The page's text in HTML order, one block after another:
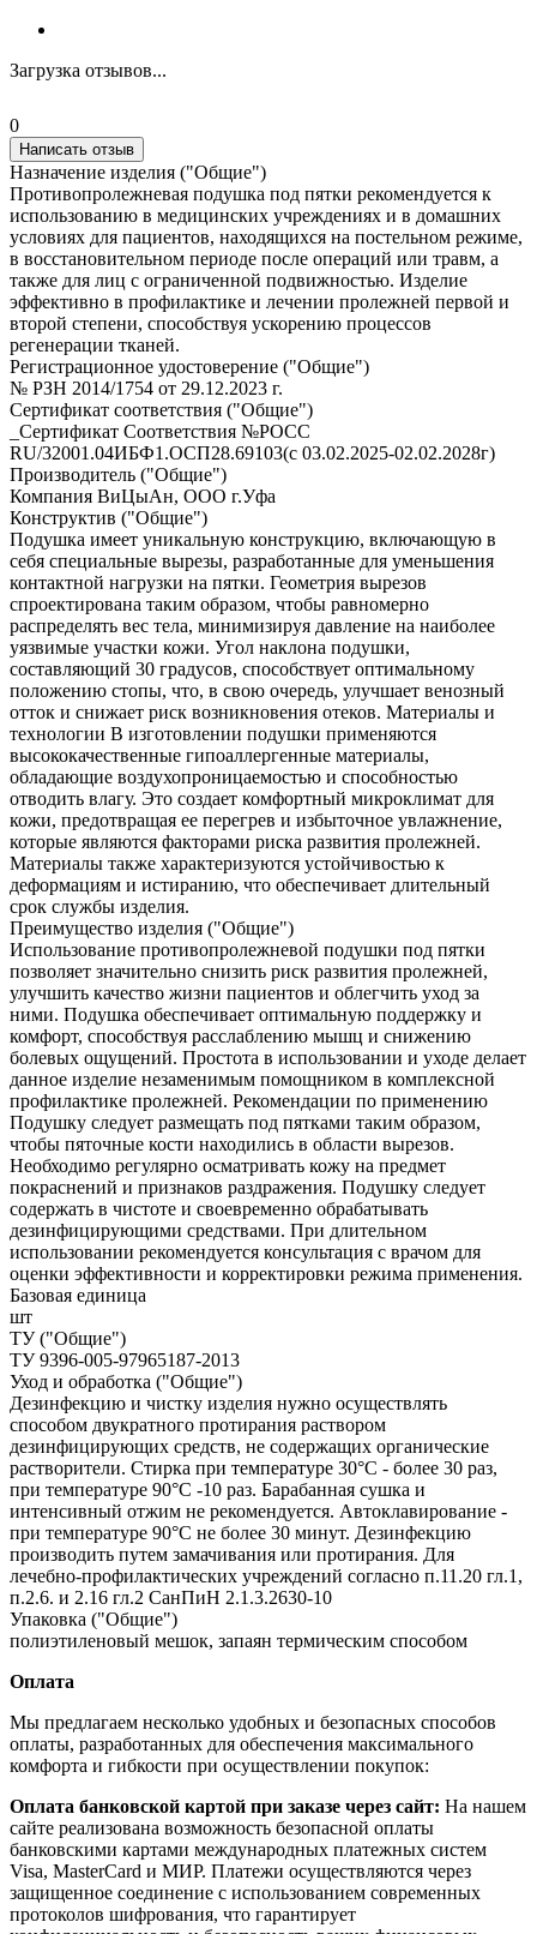
Загрузка отзывов...
0
Написать отзыв
Назначение изделия ("Общие")
Противопролежневая подушка под пятки рекомендуется к
использованию в медицинских учреждениях и в домашних
условиях для пациентов, находящихся на постельном режиме,
в восстановительном периоде после операций или травм, а
также для лиц с ограниченной подвижностью. Изделие
эффективно в профилактике и лечении пролежней первой и
второй степени, способствуя ускорению процессов
регенерации тканей.
Регистрационное удостоверение ("Общие")
№ РЗН 2014/1754 от 29.12.2023 г.
Сертификат соответствия ("Общие")
_Сертификат Соответствия №РОСС
RU/32001.04ИБФ1.ОСП28.69103(с 03.02.2025-02.02.2028г)
Производитель ("Общие")
Компания ВиЦыАн, ООО г.Уфа
Конструктив ("Общие")
Подушка имеет уникальную конструкцию, включающую в
себя специальные вырезы, разработанные для уменьшения
контактной нагрузки на пятки. Геометрия вырезов
спроектирована таким образом, чтобы равномерно
распределять вес тела, минимизируя давление на наиболее
уязвимые участки кожи. Угол наклона подушки,
составляющий 30 градусов, способствует оптимальному
положению стопы, что, в свою очередь, улучшает венозный
отток и снижает риск возникновения отеков. Материалы и
технологии В изготовлении подушки применяются
высококачественные гипоаллергенные материалы,
обладающие воздухопроницаемостью и способностью
отводить влагу. Это создает комфортный микроклимат для
кожи, предотвращая ее перегрев и избыточное увлажнение,
которые являются факторами риска развития пролежней.
Материалы также характеризуются устойчивостью к
деформациям и истиранию, что обеспечивает длительный
срок службы изделия.
Преимущество изделия ("Общие")
Использование противопролежневой подушки под пятки
позволяет значительно снизить риск развития пролежней,
улучшить качество жизни пациентов и облегчить уход за
ними. Подушка обеспечивает оптимальную поддержку и
комфорт, способствуя расслаблению мышц и снижению
болевых ощущений. Простота в использовании и уходе делает
данное изделие незаменимым помощником в комплексной
профилактике пролежней. Рекомендации по применению
Подушку следует размещать под пятками таким образом,
чтобы пяточные кости находились в области вырезов.
Необходимо регулярно осматривать кожу на предмет
покраснений и признаков раздражения. Подушку следует
содержать в чистоте и своевременно обрабатывать
дезинфицирующими средствами. При длительном
использовании рекомендуется консультация с врачом для
оценки эффективности и корректировки режима применения.
Базовая единица
шт
ТУ ("Общие")
ТУ 9396-005-97965187-2013
Уход и обработка ("Общие")
Дезинфекцию и чистку изделия нужно осуществлять
способом двукратного протирания раствором
дезинфицирующих средств, не содержащих органические
растворители. Стирка при температуре 30°С - более 30 раз,
при температуре 90°С -10 раз. Барабанная сушка и
интенсивный отжим не рекомендуется. Автоклавирование -
при температуре 90°С не более 30 минут. Дезинфекцию
производить путем замачивания или протирания. Для
лечебно-профилактических учреждений согласно п.11.20 гл.1,
п.2.6. и 2.16 гл.2 СанПиН 2.1.3.2630-10
Упаковка ("Общие")
полиэтиленовый мешок, запаян термическим способом
Оплата
Мы предлагаем несколько удобных и безопасных способов
оплаты, разработанных для обеспечения максимального
комфорта и гибкости при осуществлении покупок:
Оплата банковской картой при заказе через сайт: На нашем
сайте реализована возможность безопасной оплаты
банковскими картами международных платежных систем
Visa, MasterCard и МИР. Платежи осуществляются через
защищенное соединение с использованием современных
протоколов шифрования, что гарантирует